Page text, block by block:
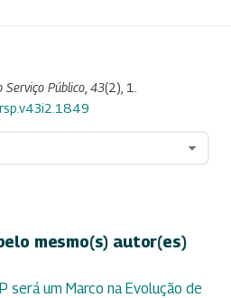
Serviço Público 43(2), 1.
mesmo(s) autor(es)
será um Marco na Evolução de